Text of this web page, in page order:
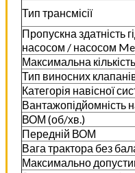
Тип трансмісії
Пропускна здатність
насосом / насосом
Максимальна
Тип виносних
Категорія навісної
Вантажопідйомність
ВОМ (об/хв.)
Передній ВОМ
Вага трактора без
Максимально